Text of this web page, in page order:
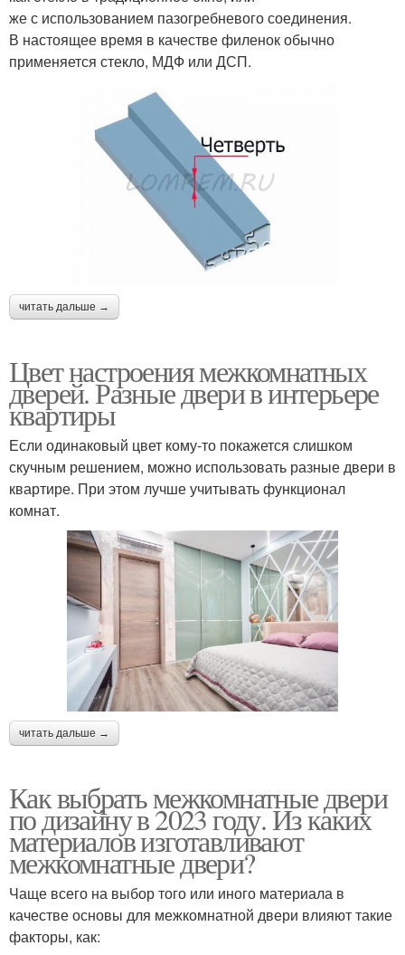
же с использованием пазогребневого соединения.
В настоящее время в качестве филенок обычно
применяется стекло, МДФ или ДСП.
читать дальше →
Цвет настроения межкомнатных
дверей. Разные двери в интерьере
квартиры
Если одинаковый цвет кому-то покажется слишком
скучным решением, можно использовать разные двери в
квартире. При этом лучше учитывать функционал
комнат.
читать дальше →
Как выбрать межкомнатные двери
по дизайну в 2023 году. Из каких
материалов изготавливают
межкомнатные двери?
Чаще всего на выбор того или иного материала в
качестве основы для межкомнатной двери влияют такие
факторы, как: